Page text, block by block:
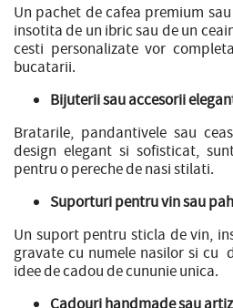
Un pachet de cafea premium
insotita de un ibric sau de un
cesti personalizate vor
bucatarii.
Bijuterii sau accesorii
Bratarile, pandantivele sau
design elegant si sofisticat,
pentru o pereche de nasi stilati.
Suporturi pentru vin sau
Un suport pentru sticla de vin,
gravate cu numele nasilor si cu
idee de cadou de cununie unica.
Cadouri handmade sau